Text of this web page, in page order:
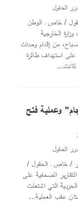
الحقول
/ خاص ـ الوطن
الخارجية
من إقدام وحدات
استهداف طائرة
كانت...
وعملية فتح
الحقول
/ خاص ـ الحقول /
الصحفية على
التي اشتعلت
عقب العملية...